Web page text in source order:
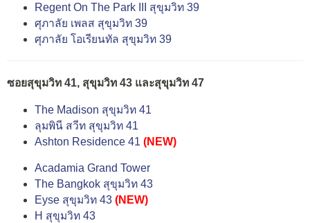
Regent On The Park ΙΙΙ สุขุมวิท 39
ศุภาลัย เพลส สุขุมวิท 39
ศุภาลัย โอเรียนทัล สุขุมวิท 39
ซอยสุขุมวิท 41, สุขุมวิท 43 และสุขุมวิท 47
The Madison สุขุมวิท 41
ลุมพินี สวีท สุขุมวิท 41
Ashton Residence 41 (NEW)
Acadamia Grand Tower
The Bangkok สุขุมวิท 43
Eyse สุขุมวิท 43 (NEW)
H สุขุมวิท 43